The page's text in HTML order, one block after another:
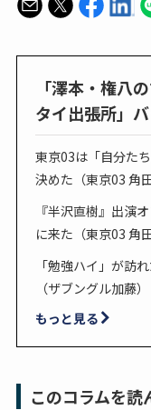
「澤本・権八
タイ出張所」
東京03は「自分た
決めた（東京03 角
『半沢直樹』出演
に来た（東京03 角
「勉強ハイ」が訪
（ザブングル加藤）
もっと見る
このコラムを読